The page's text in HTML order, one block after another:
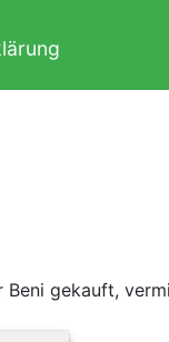
Beni gekauft,